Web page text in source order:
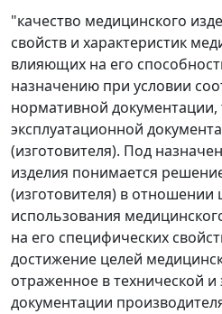
"качество медицинского
свойств и характеристик
влияющих на его
назначению при условии
нормативной документации,
эксплуатационной
(изготовителя). Под
изделия понимается
(изготовителя) в отношении
использования
на его специфических
достижение целей
отраженное в технической и
документации